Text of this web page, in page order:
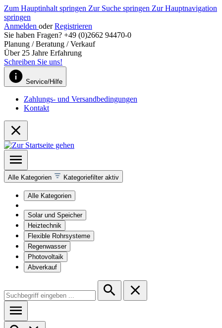
Zum Hauptinhalt springen Zur Suche springen Zur Hauptnavigation
springen
Anmelden oder Registrieren
Sie haben Fragen? +49 (0)2662 94470-0
Planung / Beratung / Verkauf
Über 25 Jahre Erfahrung
Schreiben Sie uns!
Service/Hilfe
Zahlungs- und Versandbedingungen
Kontakt
Alle Kategorien Kategoriefilter aktiv
Alle Kategorien
Solar und Speicher
Heiztechnik
Flexible Rohrsysteme
Regenwasser
Photovoltaik
Abverkauf